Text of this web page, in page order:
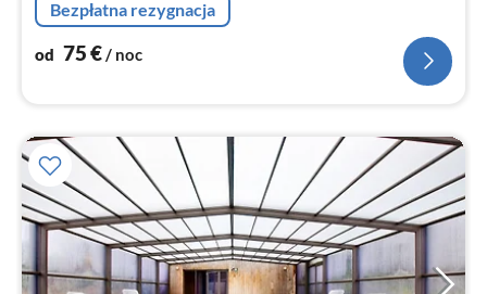
Bezpłatna rezygnacja
od 75€/ noc